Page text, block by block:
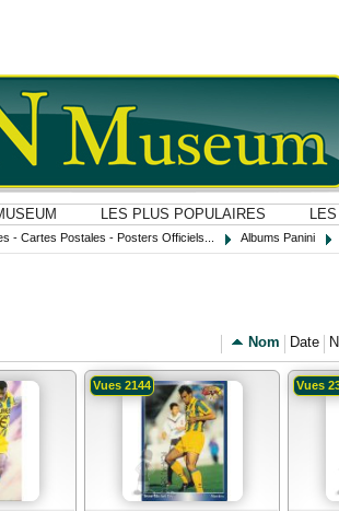
LES PLUS POPULAIRES
- Cartes Postales - Posters Officiels... Albums Panini
Date
Nom
Vues 2144 Vues